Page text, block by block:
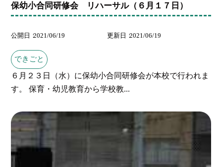
保幼小合同研修会 リハーサル（６月１７日）
公開日 2021/06/19 更新日 2021/06/19
できごと
６月２３日（水）に保幼小合同研修会が本校で行われま
す。 保育・幼児教育から学校教...